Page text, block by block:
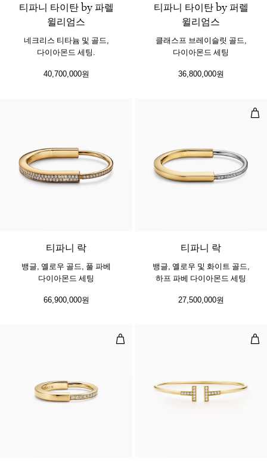
티파니 타이탄 by 파렐
윌리엄스
네크리스 티타늄 및 골드,
다이아몬드 세팅.
40,700,000원
티파니 타이탄 by 퍼렐
윌리엄스
클래스프 브레이슬릿 골드,
다이아몬드 세팅
36,800,000원
티파니 락
뱅글, 옐로우 골드, 풀 파베
다이아몬드 세팅
66,900,000원
뱅
티파니 락
뱅글, 옐로우 및 화이트 골드,
하프 파베 다이아몬드 세팅
27,500,000원
링, 옐로우 골드, 다이아몬드 세팅다